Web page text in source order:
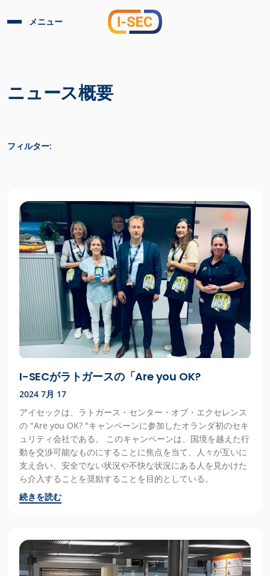
メニュー
ニュース概要
フィルター:
I-SECがラトガースの「Are you OK?
2024 7月 17
アイセックは、ラトガース・センター・オブ・エクセレンス
の "Are you OK? "キャンペーンに参加したオランダ初のセキ
ュリティ会社である。 このキャンペーンは、国境を越えた行
動を交渉可能なものにすることに焦点を当て、人々が互いに
支え合い、安全でない状況や不快な状況にある人を見かけた
ら介入することを奨励することを目的としている。
続きを読む